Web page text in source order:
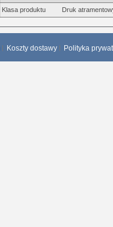
Klasa produktu
Druk
Koszty dostawy Polityka